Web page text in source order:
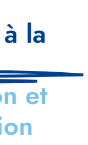
la
et